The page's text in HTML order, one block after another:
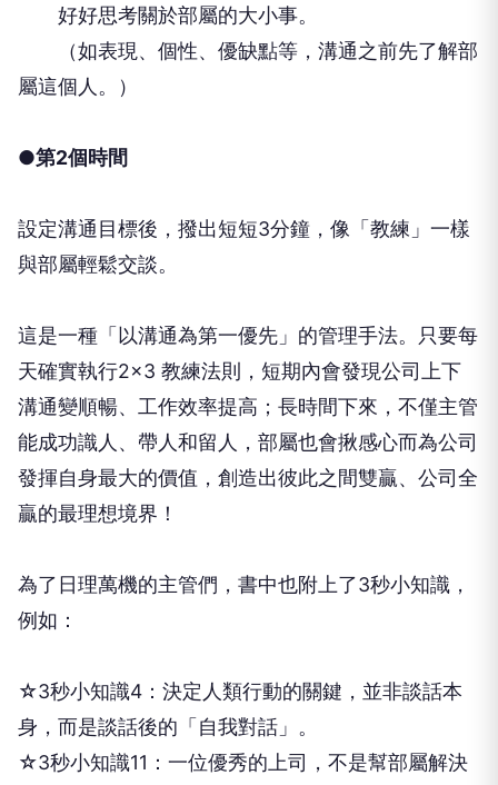
好好思考關於部屬的大小事。
（如表現、個性、優缺點等，溝通之前先了解部
屬這個人。）
●第2個時間
設定溝通目標後，撥出短短3分鐘，像「教練」一樣
與部屬輕鬆交談。
這是一種「以溝通為第一優先」的管理手法。只要每
天確實執行2×3 教練法則，短期內會發現公司上下
溝通變順暢、工作效率提高；長時間下來，不僅主管
能成功識人、帶人和留人，部屬也會揪感心而為公司
發揮自身最大的價值，創造出彼此之間雙贏、公司全
贏的最理想境界！
為了日理萬機的主管們，書中也附上了3秒小知識，
例如：
☆3秒小知識4：決定人類行動的關鍵，並非談話本
身，而是談話後的「自我對話」。
☆3秒小知識11：一位優秀的上司，不是幫部屬解決